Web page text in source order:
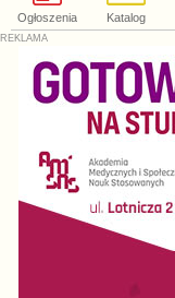
Ogłoszenia Katalog